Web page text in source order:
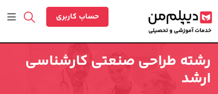
به
محتوا
حساب کاربری
رشته طراحی صنعتی کارشناسی
ارشد